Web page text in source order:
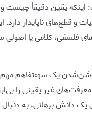
یقین دقیقاً چیست و
و قطع‌های ناپایدار دارد.
فلسفی، کلامی یا اصولی
یک سوءتفاهم مهم
غیر یقینی را
دانش برهانی، به دنبال